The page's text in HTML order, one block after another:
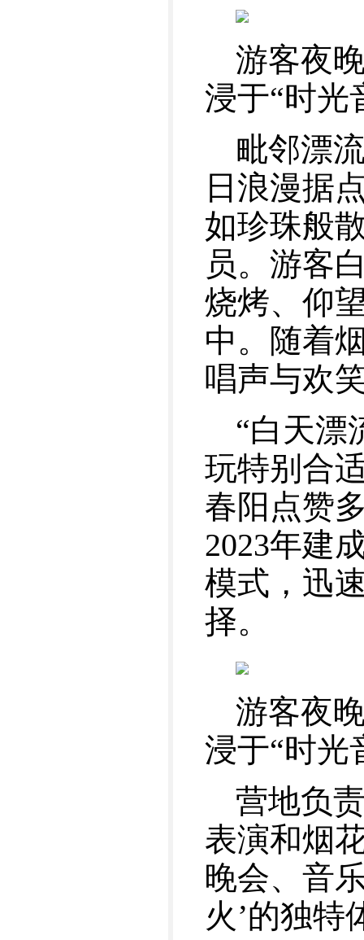
游客夜
浸于“时光
毗邻漂
日浪漫据
如珍珠般
员。游客
烧烤、仰
中。随着
唱声与欢
“白天漂
玩特别合
春阳点赞
2023年建
模式，迅
择。
游客夜
浸于“时光
营地负
表演和烟
晚会、音
火’的独特